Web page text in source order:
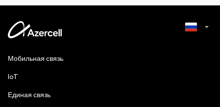
Мобильная связь
IoT
Единая связь